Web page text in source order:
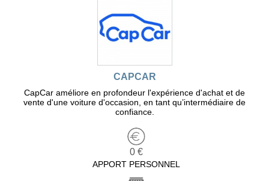
CAPCAR
CapCar améliore en profondeur l'expérience d'achat et de
vente d'une voiture d'occasion, en tant qu’intermédiaire de
confiance.
0 €
APPORT PERSONNEL